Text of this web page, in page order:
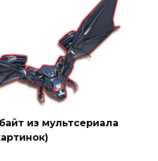
из мультсериала